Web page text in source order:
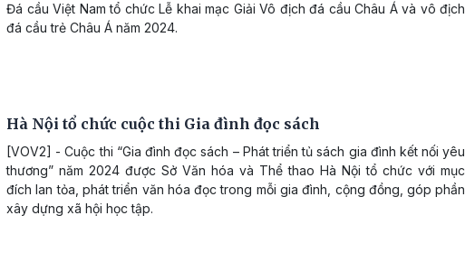
Đá cầu Việt Nam tổ chức Lễ khai mạc Giải Vô địch đá cầu Châu Á và vô địch
đá cầu trẻ Châu Á năm 2024.
Hà Nội tổ chức cuộc thi Gia đình đọc sách
[VOV2] - Cuộc thi “Gia đình đọc sách – Phát triển tủ sách gia đình kết nối yêu
thương” năm 2024 được Sở Văn hóa và Thể thao Hà Nội tổ chức với mục
đích lan tỏa, phát triển văn hóa đọc trong mỗi gia đình, cộng đồng, góp phần
xây dựng xã hội học tập.